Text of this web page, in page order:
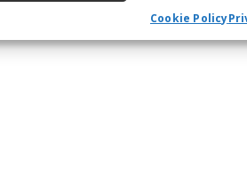
Cookie Policy